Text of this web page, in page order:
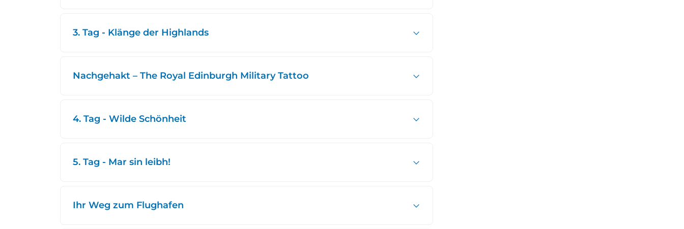
3. Tag - Klänge der Highlands
Nachgehakt – The Royal Edinburgh Military Tattoo
4. Tag - Wilde Schönheit
5. Tag - Mar sin leibh!
Ihr Weg zum Flughafen